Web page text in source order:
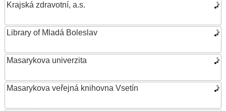
Krajská zdravotní, a.s.
Library of Mladá Boleslav
Masarykova univerzita
Masarykova veřejná knihovna Vsetín